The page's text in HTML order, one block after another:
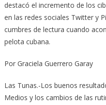
destacó el incremento de los
en las redes sociales Twitter y
cumbres de lectura cuando
pelota cubana.
Por Graciela Guerrero Garay
Las Tunas.-Los buenos
Medios y los cambios de las